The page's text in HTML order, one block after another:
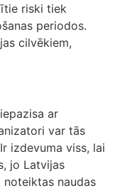
riski tiek
periodos.
cilvēkiem,
ar
var tās
izdevuma viss, lai
jo Latvijas
naudas